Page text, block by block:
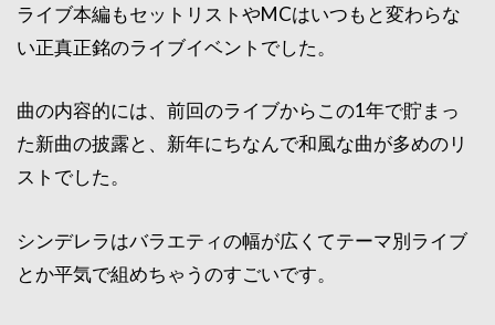
ライブ本編もセットリストやMCはいつもと変わらな
い正真正銘のライブイベントでした。
曲の内容的には、前回のライブからこの1年で貯まっ
た新曲の披露と、新年にちなんで和風な曲が多めのリ
ストでした。
シンデレラはバラエティの幅が広くてテーマ別ライブ
とか平気で組めちゃうのすごいです。